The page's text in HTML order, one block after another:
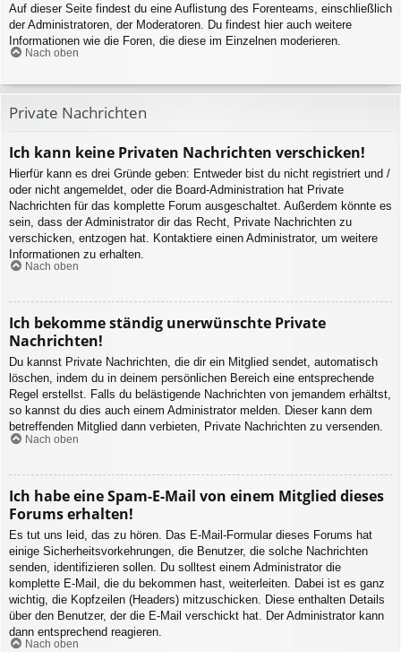
Auf dieser Seite findest du eine Auflistung des Forenteams, einschließlich
der Administratoren, der Moderatoren. Du findest hier auch weitere
Informationen wie die Foren, die diese im Einzelnen moderieren.
Nach oben
Private Nachrichten
Ich kann keine Privaten Nachrichten verschicken!
Hierfür kann es drei Gründe geben: Entweder bist du nicht registriert und /
oder nicht angemeldet, oder die Board-Administration hat Private
Nachrichten für das komplette Forum ausgeschaltet. Außerdem könnte es
sein, dass der Administrator dir das Recht, Private Nachrichten zu
verschicken, entzogen hat. Kontaktiere einen Administrator, um weitere
Informationen zu erhalten.
Nach oben
Ich bekomme ständig unerwünschte Private
Nachrichten!
Du kannst Private Nachrichten, die dir ein Mitglied sendet, automatisch
löschen, indem du in deinem persönlichen Bereich eine entsprechende
Regel erstellst. Falls du belästigende Nachrichten von jemandem erhältst,
so kannst du dies auch einem Administrator melden. Dieser kann dem
betreffenden Mitglied dann verbieten, Private Nachrichten zu versenden.
Nach oben
Ich habe eine Spam-E-Mail von einem Mitglied dieses
Forums erhalten!
Es tut uns leid, das zu hören. Das E-Mail-Formular dieses Forums hat
einige Sicherheitsvorkehrungen, die Benutzer, die solche Nachrichten
senden, identifizieren sollen. Du solltest einem Administrator die
komplette E-Mail, die du bekommen hast, weiterleiten. Dabei ist es ganz
wichtig, die Kopfzeilen (Headers) mitzuschicken. Diese enthalten Details
über den Benutzer, der die E-Mail verschickt hat. Der Administrator kann
dann entsprechend reagieren.
Nach oben